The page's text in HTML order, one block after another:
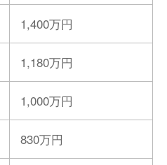
1,400万円
1,180万円
1,000万円
830万円